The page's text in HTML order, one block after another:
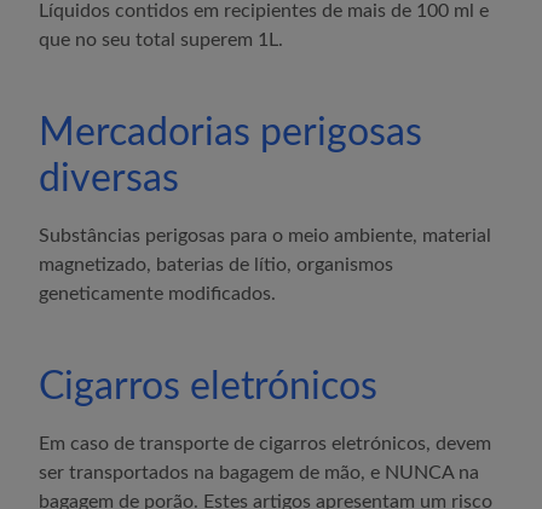
Líquidos contidos em recipientes de mais de 100 ml e
que no seu total superem 1L.
Mercadorias perigosas
diversas
Substâncias perigosas para o meio ambiente, material
magnetizado, baterias de lítio, organismos
geneticamente modificados.
Cigarros eletrónicos
Em caso de transporte de cigarros eletrónicos, devem
ser transportados na bagagem de mão, e NUNCA na
bagagem de porão. Estes artigos apresentam um risco